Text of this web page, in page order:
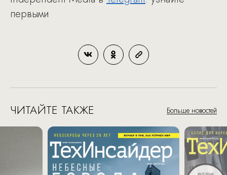
первыми
ЧИТАЙТЕ ТАКЖЕ Больше новостей